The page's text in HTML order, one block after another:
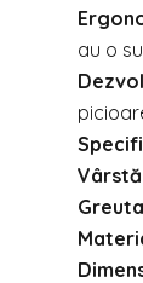
au o